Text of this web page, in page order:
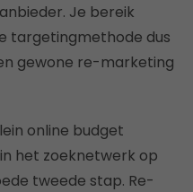
Je bereik
targetingmethode dus
gewone re-marketing
online budget
het zoeknetwerk op
tweede stap. Re-